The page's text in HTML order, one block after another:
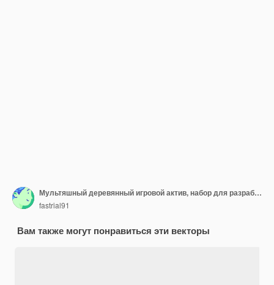
Мультяшный деревянный игровой актив, набор для разработки игрового интерфейса, векторные элементы
fastrial91
Вам также могут понравиться эти векторы